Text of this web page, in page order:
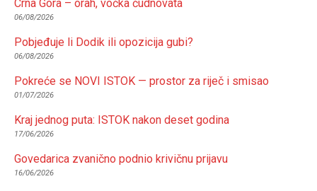
Crna Gora – orah, voćka čudnovata
06/08/2026
Pobjeđuje li Dodik ili opozicija gubi?
06/08/2026
Pokreće se NOVI ISTOK — prostor za riječ i smisao
01/07/2026
Kraj jednog puta: ISTOK nakon deset godina
17/06/2026
Govedarica zvanično podnio krivičnu prijavu
16/06/2026